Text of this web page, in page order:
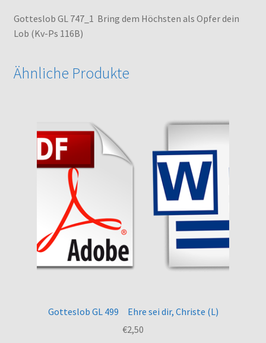
Gotteslob GL 747_1 Bring dem Höchsten als Opfer dein
Lob (Kv-Ps 116B)
Ähnliche Produkte
Gotteslob GL 499 Ehre sei dir, Christe (L)
€2,50